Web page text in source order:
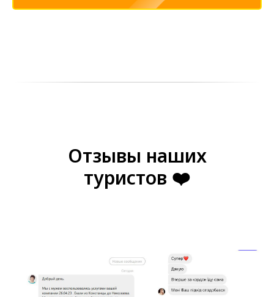
Отзывы наших
туристов ❤️